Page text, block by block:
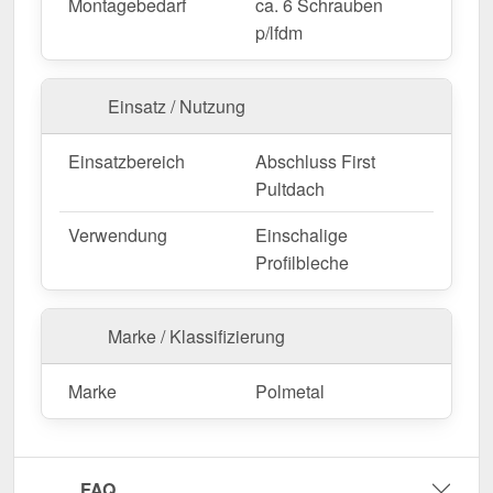
Witterungsbeständig gegen Wind & Regen.
Maßanfertigung & effiziente Montage
Ihre Pultabschlüsse sind in
und werden nicht zugeschnitten. Die
Länge beträgt
, sodass Sie den Abschluss optimal an Ihre
Wandfläche anpassen können. DieLänge beträgt
2,00 m, sodass Sie den Abschluss optimal an Ihre
Dachfläche anpassen können.
Falls vor Ort Anpassungen nötig sind, kann das
Kantteil mühelos durch Sägen gekürzt werden.
Jetzt Pultabschluss | 15 cm x 15 cm x 2,00 m | 80°
bestellen – Passgenau für Ihr Projekt & schnell
geliefert!
p/lfdm
Einsatz / Nutzung
Einsatzbereich
Abschluss First
Pultdach
Verwendung
Einschalige
Profilbleche
Marke / Klassifizierung
Marke Polmetal